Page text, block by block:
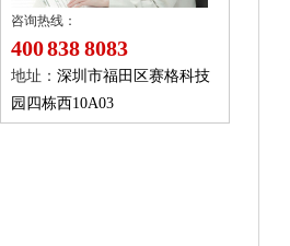
咨询热线：
400 838 8083
地址： 深圳市福田区赛格科技
园四栋西10A03